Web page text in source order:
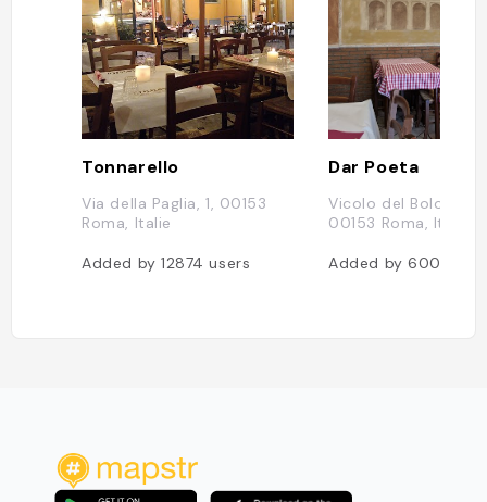
Tonnarello
Via della Paglia, 1, 00153
Roma, Italie
Added by12874users
Dar Poeta
Vicolo del Bologna,
00153 Roma, Italie
Added by6005